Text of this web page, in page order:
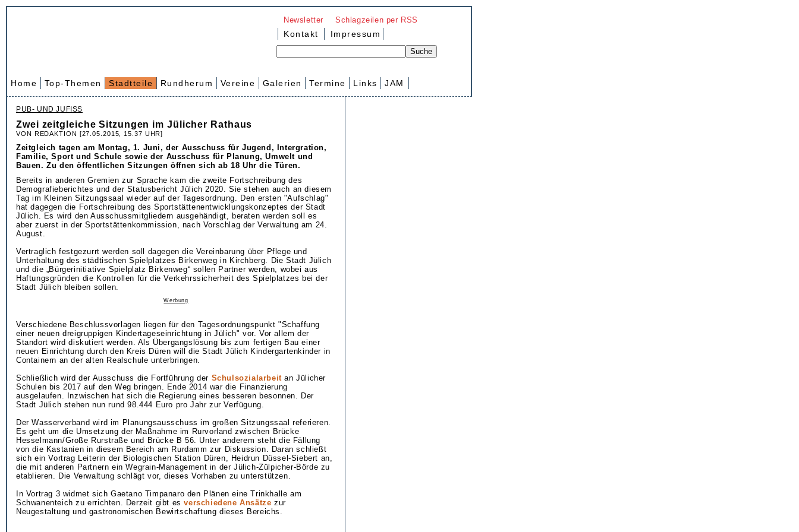
Newsletter Schlagzeilen per RSS
Kontakt Impressum
Home Top-Themen Stadtteile Rundherum Vereine Galerien Termine Links JAM
PUB- UND JUFISS
Zwei zeitgleiche Sitzungen im Jülicher Rathaus
VON REDAKTION [27.05.2015, 15.37 UHR]
Zeitgleich tagen am Montag, 1. Juni, der Ausschuss für Jugend, Intergration,
Familie, Sport und Schule sowie der Ausschuss für Planung, Umwelt und
Bauen. Zu den öffentlichen Sitzungen öffnen sich ab 18 Uhr die Türen.
Bereits in anderen Gremien zur Sprache kam die zweite Fortschreibung des
Demografieberichtes und der Statusbericht Jülich 2020. Sie stehen auch an diesem
Tag im Kleinen Sitzungssaal wieder auf der Tagesordnung. Den ersten "Aufschlag"
hat dagegen die Fortschreibung des Sportstättenentwicklungskonzeptes der Stadt
Jülich. Es wird den Ausschussmitgliedern ausgehändigt, beraten werden soll es
aber zuerst in der Sportstättenkommission, nach Vorschlag der Verwaltung am 24.
August.
Vertraglich festgezurrt werden soll dagegen die Vereinbarung über Pflege und
Unterhaltung des städtischen Spielplatzes Birkenweg in Kirchberg. Die Stadt Jülich
und die „Bürgerinitiative Spielplatz Birkenweg“ sollen Partner werden, wobei aus
Haftungsgründen die Kontrollen für die Verkehrssicherheit des Spielplatzes bei der
Stadt Jülich bleiben sollen.
Werbung
Verschiedene Beschlussvorlagen liegen für den Tagesordnungspunkt "Schaffung
einer neuen dreigruppigen Kindertageseinrichtung in Jülich" vor. Vor allem der
Standort wird diskutiert werden. Als Übergangslösung bis zum fertigen Bau einer
neuen Einrichtung durch den Kreis Düren will die Stadt Jülich Kindergartenkinder in
Containern an der alten Realschule unterbringen.
Schließlich wird der Ausschuss die Fortführung der Schulsozialarbeitan Jülicher
Schulen bis 2017 auf den Weg bringen. Ende 2014 war die Finanzierung
ausgelaufen. Inzwischen hat sich die Regierung eines besseren besonnen. Der
Stadt Jülich stehen nun rund 98.444 Euro pro Jahr zur Verfügung.
Der Wasserverband wird im Planungsausschuss im großen Sitzungssaal referieren.
Es geht um die Umsetzung der Maßnahme im Rurvorland zwischen Brücke
Hesselmann/Große Rurstraße und Brücke B 56. Unter anderem steht die Fällung
von die Kastanien in diesem Bereich am Rurdamm zur Diskussion. Daran schließt
sich ein Vortrag Leiterin der Biologischen Station Düren, Heidrun Düssel-Siebert an,
die mit anderen Partnern ein Wegrain-Management in der Jülich-Zülpicher-Börde zu
etablieren. Die Verwaltung schlägt vor, dieses Vorhaben zu unterstützen.
In Vortrag 3 widmet sich Gaetano Timpanaro den Plänen eine Trinkhalle am
Schwanenteich zu errichten. Derzeit gibt esverschiedene Ansätze zur
Neugestaltung und gastronomischen Bewirtschaftung dieses Bereichs.